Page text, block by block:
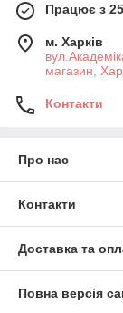
Працює з
м. Харків
магазин,
Контакти
Про нас
Контакти
Доставка та
Повна версія